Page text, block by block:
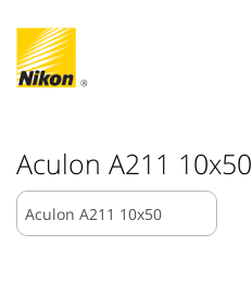
Aculon A211 10x50